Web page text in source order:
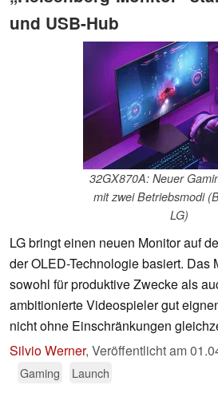
und USB-Hub
32GX870A: Neuer
mit zwei Betriebsmodi
LG)
LG bringt einen neuen Monitor auf
der OLED-Technologie basiert. Das
sowohl für produktive Zwecke als
ambitionierte Videospieler gut
nicht ohne Einschränkungen
Silvio Werner, Veröffentlicht am
Gaming
Launch